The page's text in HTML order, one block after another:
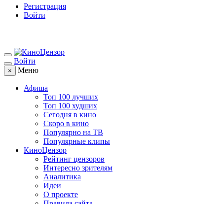
Регистрация
Войти
Войти
× Меню
Афиша
Топ 100 лучших
Топ 100 худших
Сегодня в кино
Скоро в кино
Популярно на ТВ
Популярные клипы
КиноЦензор
Рейтинг цензоров
Интересно зрителям
Аналитика
Идеи
О проекте